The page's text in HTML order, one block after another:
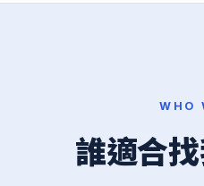
WHO
誰適合